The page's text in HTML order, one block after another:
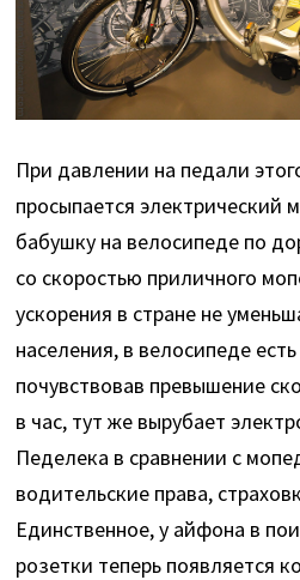
При давлении на педали
просыпается электрический
бабушку на велосипеде по
со скоростью приличного
ускорения в стране не
населения, в велосипеде
почувствовав превышение
в час, тут же вырубает
Педелека в сравнении с
водительские права,
Единственное, у айфона в
розетки теперь появляется